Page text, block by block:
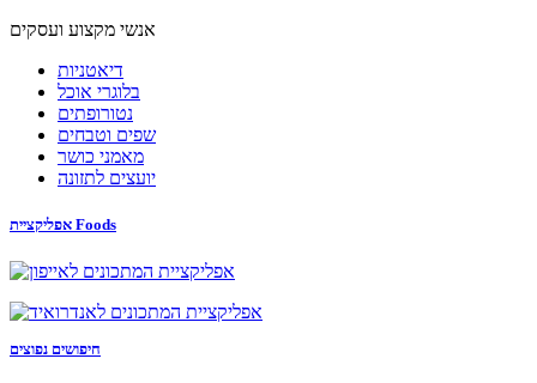
אנשי מקצוע ועסקים
דיאטניות
בלוגרי אוכל
נטורופתים
שפים וטבחים
מאמני כושר
יועצים לתזונה
אפליקציית Foods
חיפושים נפוצים